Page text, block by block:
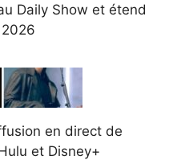
Daily Show et étend
en direct de
et Disney+